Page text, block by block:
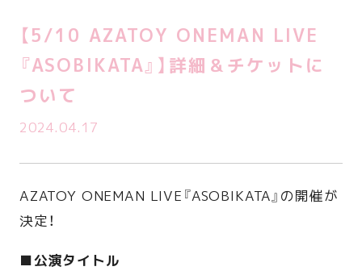
【5/10 AZATOY ONEMAN LIVE
『ASOBIKATA』】詳細＆チケットに
ついて
2024.04.17
AZATOY ONEMAN LIVE『ASOBIKATA』の開催が
決定！
■公演タイトル